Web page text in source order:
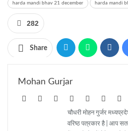
harda mandi bhav 21 december harda mandi
282
Share
Mohan Gurjar
चौधरी मोहन गुर्जर
वरिष्ठ पत्रकार है | आप